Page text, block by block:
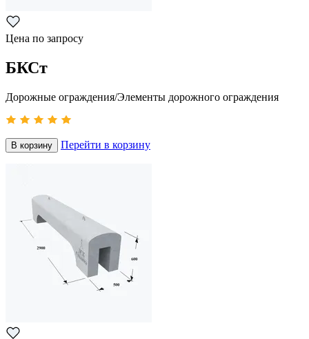
Цена по запросу
БКСт
Дорожные ограждения/Элементы дорожного ограждения
В корзину Перейти в корзину